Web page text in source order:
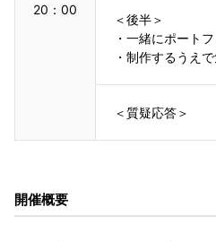
20：00
＜後半＞
・ 一緒にポートフ
・ 制作するうえ
＜質疑応答＞
開催概要